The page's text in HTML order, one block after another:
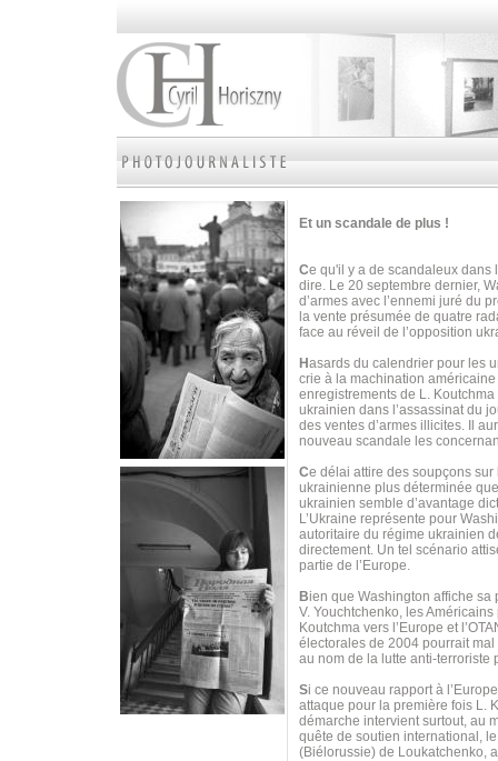
Et un scandale de plus !
Ce qu'il y a de scandaleux dans
dire. Le 20 septembre dernier,
d’armes avec l’ennemi juré du
la vente présumée de quatre
face au réveil de l’opposition
H asards du calendrier pour les
crie à la machination
enregistrements de L.
ukrainien dans l’assassinat du
des ventes d’armes illicites. Il
nouveau scandale les
Ce délai attire des soupçons
ukrainienne plus déterminée
ukrainien semble d’avantage
L’Ukraine représente pour
autoritaire du régime ukrainien
directement. Un tel scénario
partie de l’Europe.
Bien que Washington affiche
V. Youchtchenko, les
Koutchma vers l’Europe et
électorales de 2004 pourrait
au nom de la lutte anti-terroriste
Si ce nouveau rapport à
attaque pour la première fois L.
démarche intervient surtout, au
quête de soutien international,
(Biélorussie) de Loukatchenko,